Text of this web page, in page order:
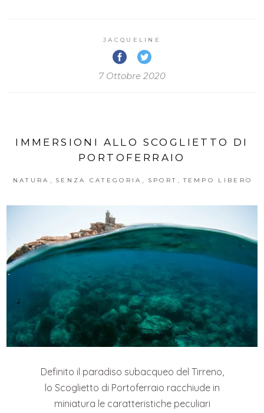
JACQUELINE
7 Ottobre 2020
IMMERSIONI ALLO SCOGLIETTO DI
PORTOFERRAIO
NATURA , SENZA CATEGORIA , SPORT , TEMPO LIBERO
Definito il paradiso subacqueo del Tirreno,
lo Scoglietto di Portoferraio racchiude in
miniatura le caratteristiche peculiari